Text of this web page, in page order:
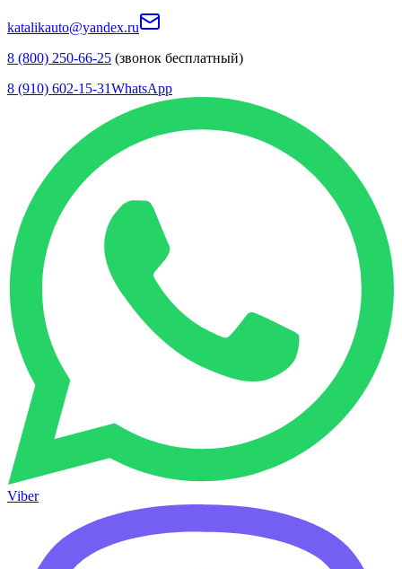
katalikauto@yandex.ru
8 (800) 250-66-25 (звонок бесплатный)
8 (910) 602-15-31WhatsApp
Viber